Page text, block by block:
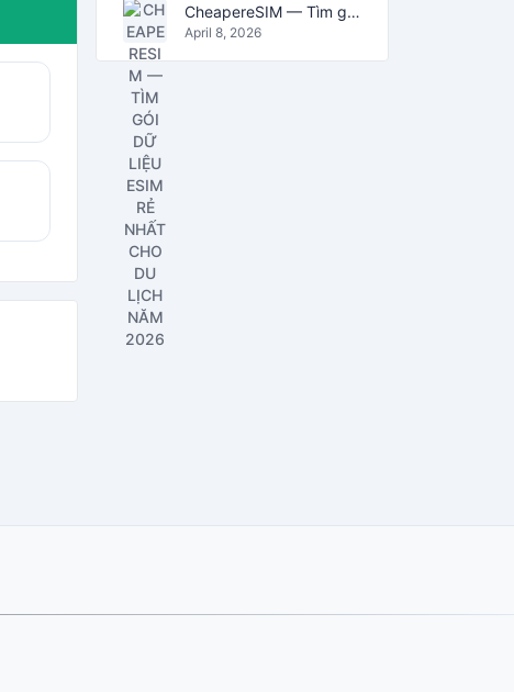
CheapereSIM — Tìm gói dữ liệu eSIM rẻ nhất cho du lịch năm 2026
April 8, 2026